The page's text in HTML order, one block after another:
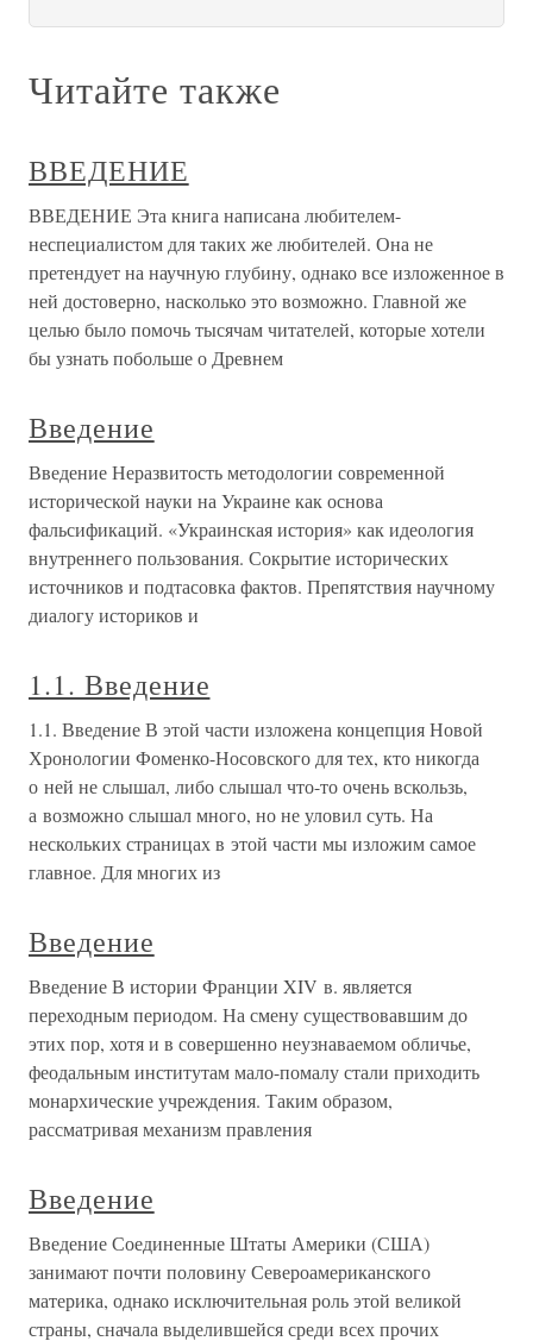
Читайте также
ВВЕДЕНИЕ
ВВЕДЕНИЕ Эта книга написана любителем-
неспециалистом для таких же любителей. Она не
претендует на научную глубину, однако все изложенное в
ней достоверно, насколько это возможно. Главной же
целью было помочь тысячам читателей, которые хотели
бы узнать побольше о Древнем
Введение
Введение Неразвитость методологии современной
исторической науки на Украине как основа
фальсификаций. «Украинская история» как идеология
внутреннего пользования. Сокрытие исторических
источников и подтасовка фактов. Препятствия научному
диалогу историков и
1.1. Введение
1.1. Введение В этой части изложена концепция Новой
Хронологии Фоменко-Носовского для тех, кто никогда
о ней не слышал, либо слышал что-то очень вскользь,
а возможно слышал много, но не уловил суть. На
нескольких страницах в этой части мы изложим самое
главное. Для многих из
Введение
Введение В истории Франции XIV в. является
переходным периодом. На смену существовавшим до
этих пор, хотя и в совершенно неузнаваемом обличье,
феодальным институтам мало-помалу стали приходить
монархические учреждения. Таким образом,
рассматривая механизм правления
Введение
Введение Соединенные Штаты Америки (США)
занимают почти половину Североамериканского
материка, однако исключительная роль этой великой
страны, сначала выделившейся среди всех прочих